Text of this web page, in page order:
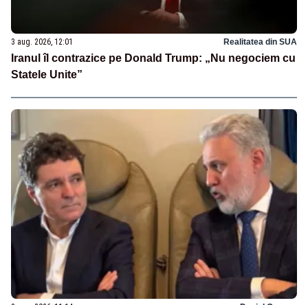
3 aug. 2026, 12:01 Realitatea din SUA
Iranul îl contrazice pe Donald Trump: „Nu negociem cu
Statele Unite”